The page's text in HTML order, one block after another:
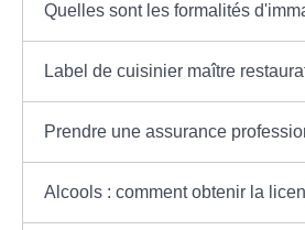
Quelles sont les formalités
Label de cuisinier maître
Prendre une assurance
Alcools : comment obtenir la